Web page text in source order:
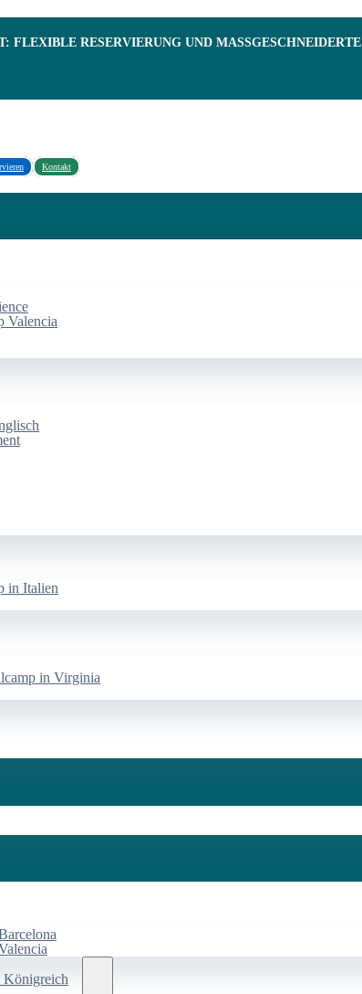
RESERVIERUNG UND MASSGESCHNEIDERTE F
Kontakt
Valencia
in Italien
in Virginia
Königreich